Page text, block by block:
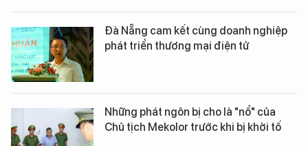
Đà Nẵng cam kết cùng doanh nghiệp
phát triển thương mại điện tử
Những phát ngôn bị cho là "nổ" của
Chủ tịch Mekolor trước khi bị khởi tố